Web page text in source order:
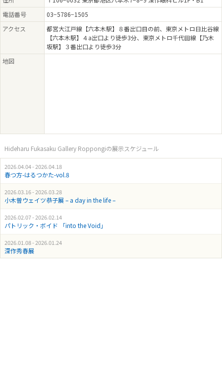
電話番号
03−5786−1505
アクセス
都営大江戸線【六本木駅】８番出口目の前、東京メトロ日比谷線
【六本木駅】４a出口より徒歩3分、東京メトロ千代田線【乃木
坂駅】３番出口より徒歩3分
地図
Hideharu Fukasaku Gallery Roppongiの展示スケジュール
2026.04.04 - 2026.04.18
春つ方-はるつかた-vol.8
2026.03.16 - 2026.03.28
小木曽ウェイツ恭子展 – a day in the life –
2026.02.07 - 2026.02.14
パトリック・ボイド 「into the Void」
2026.01.08 - 2026.01.24
深作秀春展